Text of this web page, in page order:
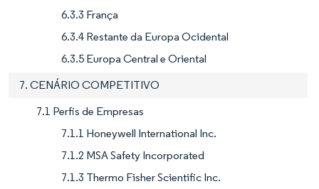
6.3.3 França
6.3.4 Restante da Europa Ocidental
6.3.5 Europa Central e Oriental
7. CENÁRIO COMPETITIVO
7.1 Perfis de Empresas
7.1.1 Honeywell International Inc.
7.1.2 MSA Safety Incorporated
7.1.3 Thermo Fisher Scientific Inc.